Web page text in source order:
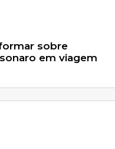
sobre
em viagem